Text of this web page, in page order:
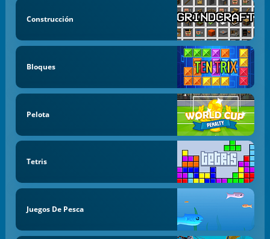
Construcción
Bloques
Pelota
Tetris
Juegos De Pesca